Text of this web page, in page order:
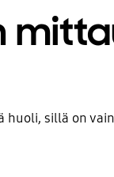
huoli, sillä on